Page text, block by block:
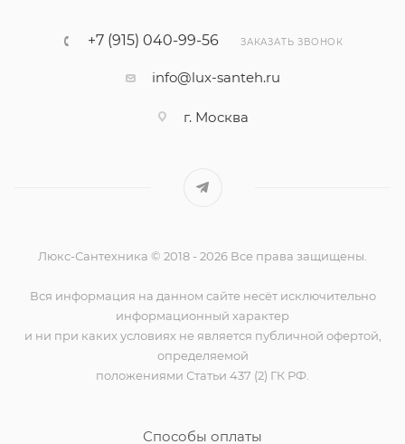
+7 (915) 040-99-56 ЗАКАЗАТЬ ЗВОНОК
info@lux-santeh.ru
г. Москва
Люкс-Сантехника © 2018 - 2026 Все права защищены.
Вся информация на данном сайте несёт исключительно
информационный характер
и ни при каких условиях не является публичной офертой,
определяемой
положениями Статьи 437 (2) ГК РФ.
Способы оплаты